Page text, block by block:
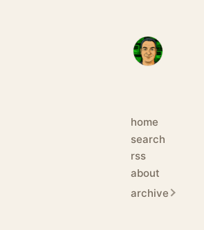
home
search
rss
about
archive